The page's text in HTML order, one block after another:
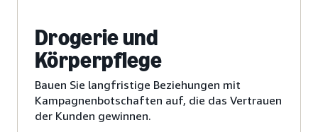
Drogerie und
Körperpflege
Bauen Sie langfristige Beziehungen mit
Kampagnenbotschaften auf, die das Vertrauen
der Kunden gewinnen.